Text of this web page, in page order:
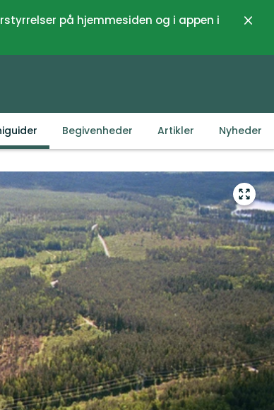
på hjemmesiden og i appen i
Luk
Begivenheder Artikler Nyheder
Gå
til
fuld